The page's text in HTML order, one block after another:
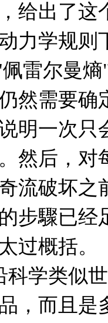
给出了这
力学规则
雷尔曼
然需要确
明一次只
然后，
流破坏之
步驟已经
过概括。
科学类似
，而且是